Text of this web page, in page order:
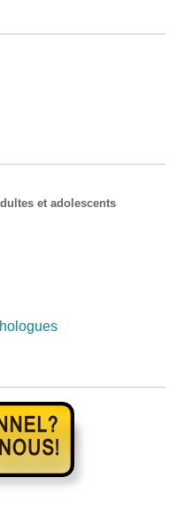
et adolescents